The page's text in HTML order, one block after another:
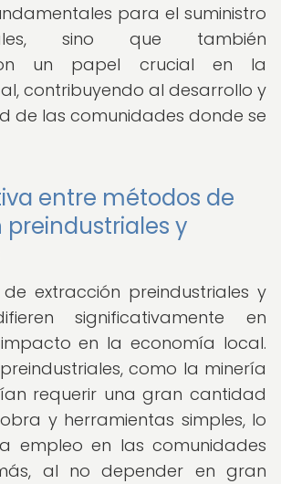
para el suministro
sino que también
un papel crucial en la
contribuyendo al desarrollo y
de las comunidades donde se
entre métodos de
y
extracción preindustriales y
significativamente en
en la economía local.
como la minería
requerir una gran cantidad
y herramientas simples, lo
empleo en las comunidades
al no depender en gran